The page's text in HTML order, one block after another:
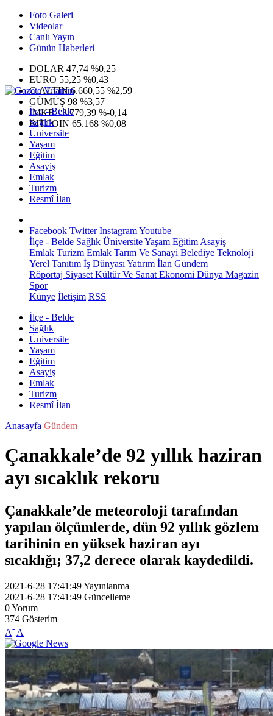
Foto Galeri
Videolar
Canlı Yayın
Günün Haberleri
DOLAR 47,74 %0,25
EURO 55,25 %0,43
G.ALTIN6.660,55 %2,59
GÜMÜŞ 98 %3,57
IMKB13.779,39 %-0,14
BITCOIN 65.168 %0,08
İlçe - Belde
Sağlık
Üniversite
Yaşam
Eğitim
Asayiş
Emlak
Turizm
Resmî İlan
Facebook Twitter InstagramYoutube
İlçe - Belde Sağlık ÜniversiteYaşam Eğitim Asayiş
Emlak Turizm Emlak Tarım Ve Sanayi Belediye Teknoloji
Yerel Tanıtım İş Dünyası Yatırım İlan Gündem
Röportaj Siyaset Kültür Ve Sanat Ekonomi Dünya Magazin
Spor
Künye İletişim RSS
İlçe - Belde
Sağlık
Üniversite
Yaşam
Eğitim
Asayiş
Emlak
Turizm
Resmî İlan
Anasayfa Gündem
Çanakkale’de 92 yıllık haziran
ayı sıcaklık rekoru
Çanakkale’de meteoroloji tarafından
yapılan ölçümlerde, dün 92 yıllık gözlem
tarihinin en yüksek haziran ayı
sıcaklığı; 37,2 derece olarak kaydedildi.
2021-6-28 17:41:49Yayınlanma
2021-6-28 17:41:49 Güncelleme
0Yorum
374 Gösterim
A- A+